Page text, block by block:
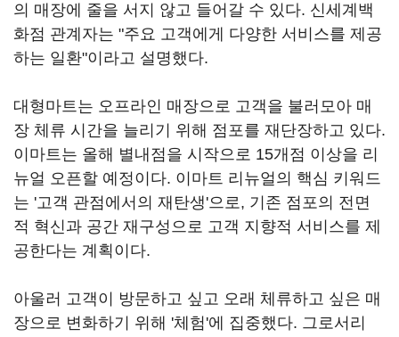
의 매장에 줄을 서지 않고 들어갈 수 있다. 신세계백
화점 관계자는 "주요 고객에게 다양한 서비스를 제공
하는 일환"이라고 설명했다.
대형마트는 오프라인 매장으로 고객을 불러모아 매
장 체류 시간을 늘리기 위해 점포를 재단장하고 있다.
이마트는 올해 별내점을 시작으로 15개점 이상을 리
뉴얼 오픈할 예정이다. 이마트 리뉴얼의 핵심 키워드
는 '고객 관점에서의 재탄생'으로, 기존 점포의 전면
적 혁신과 공간 재구성으로 고객 지향적 서비스를 제
공한다는 계획이다.
아울러 고객이 방문하고 싶고 오래 체류하고 싶은 매
장으로 변화하기 위해 '체험'에 집중했다. 그로서리